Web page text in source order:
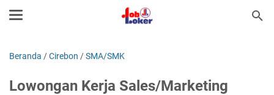
Beranda /Cirebon /SMA/SMK
Lowongan Kerja Sales/Marketing